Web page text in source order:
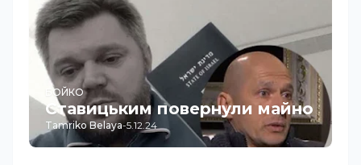
БОЙКО
Ставицьким повернули майно
Tamriko Belaya-5.12.24